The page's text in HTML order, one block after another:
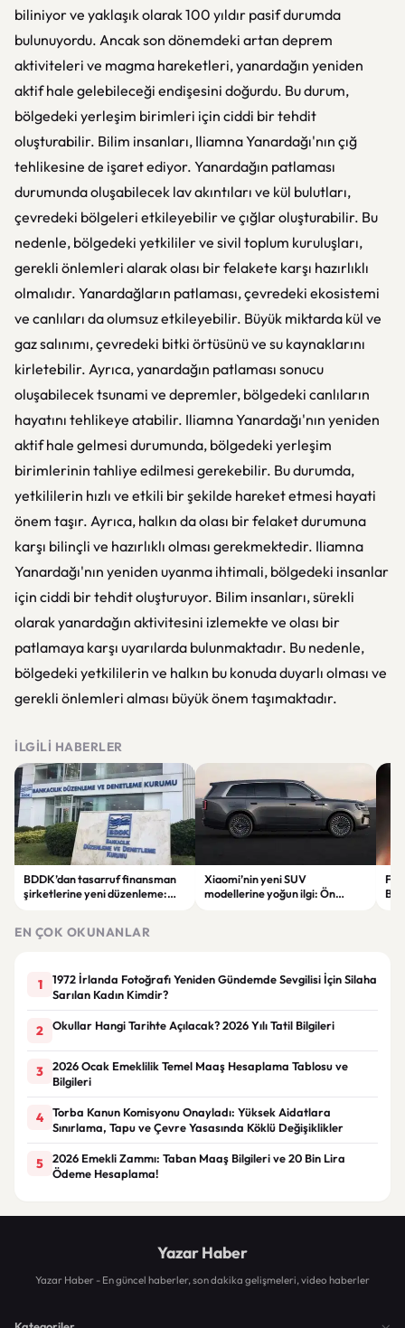
biliniyor ve yaklaşık olarak 100 yıldır pasif durumda
bulunuyordu. Ancak son dönemdeki artan deprem
aktiviteleri ve magma hareketleri, yanardağın yeniden
aktif hale gelebileceği endişesini doğurdu. Bu durum,
bölgedeki yerleşim birimleri için ciddi bir tehdit
oluşturabilir. Bilim insanları, Iliamna Yanardağı'nın çığ
tehlikesine de işaret ediyor. Yanardağın patlaması
durumunda oluşabilecek lav akıntıları ve kül bulutları,
çevredeki bölgeleri etkileyebilir ve çığlar oluşturabilir. Bu
nedenle, bölgedeki yetkililer ve sivil toplum kuruluşları,
gerekli önlemleri alarak olası bir felakete karşı hazırlıklı
olmalıdır. Yanardağların patlaması, çevredeki ekosistemi
ve canlıları da olumsuz etkileyebilir. Büyük miktarda kül ve
gaz salınımı, çevredeki bitki örtüsünü ve su kaynaklarını
kirletebilir. Ayrıca, yanardağın patlaması sonucu
oluşabilecek tsunami ve depremler, bölgedeki canlıların
hayatını tehlikeye atabilir. Iliamna Yanardağı'nın yeniden
aktif hale gelmesi durumunda, bölgedeki yerleşim
birimlerinin tahliye edilmesi gerekebilir. Bu durumda,
yetkililerin hızlı ve etkili bir şekilde hareket etmesi hayati
önem taşır. Ayrıca, halkın da olası bir felaket durumuna
karşı bilinçli ve hazırlıklı olması gerekmektedir. Iliamna
Yanardağı'nın yeniden uyanma ihtimali, bölgedeki insanlar
için ciddi bir tehdit oluşturuyor. Bilim insanları, sürekli
olarak yanardağın aktivitesini izlemekte ve olası bir
patlamaya karşı uyarılarda bulunmaktadır. Bu nedenle,
bölgedeki yetkililerin ve halkın bu konuda duyarlı olması ve
gerekli önlemleri alması büyük önem taşımaktadır.
İLGILI HABERLER
BDDK’dan tasarruf finansman
şirketlerine yeni düzenleme:
Xiaomi’nin yeni SUV
modellerine yoğun ilgi: Ön
EN ÇOK OKUNANLAR
1
1972 İrlanda Fotoğrafı Yeniden Gündemde Sevgilisi İçin Silaha
Sarılan Kadın Kimdir?
2 Okullar Hangi Tarihte Açılacak? 2026 Yılı Tatil Bilgileri
3
2026 Ocak Emeklilik Temel Maaş Hesaplama Tablosu ve
Bilgileri
4
Torba Kanun Komisyonu Onayladı: Yüksek Aidatlara
Sınırlama, Tapu ve Çevre Yasasında Köklü Değişiklikler
5
2026 Emekli Zammı: Taban Maaş Bilgileri ve 20 Bin Lira
Ödeme Hesaplama!
Yazar Haber
Yazar Haber - En güncel haberler, son dakika gelişmeleri, video haberler